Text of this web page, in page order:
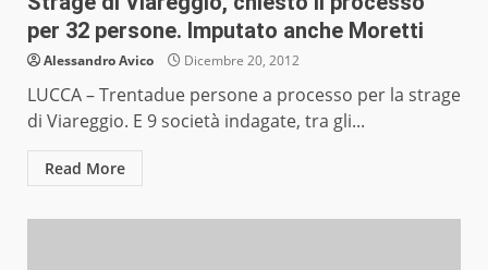
per 32 persone. Imputato anche Moretti
Alessandro Avico Dicembre 20, 2012
LUCCA – Trentadue persone a processo per la strage
di Viareggio. E 9 società indagate, tra gli...
Read More